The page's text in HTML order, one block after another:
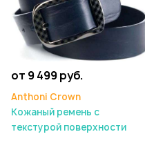
от 9 499 руб.
Anthoni Crown
Кожаный ремень с
текстурой поверхности